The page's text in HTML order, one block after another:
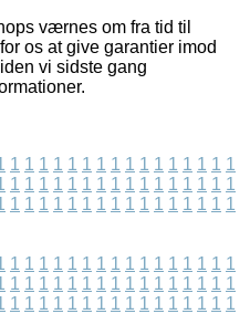
værnes om fra tid til
os at give garantier imod
vi sidste gang
1 1 1 1 1 1 1 1 1 1 1 1 1 1 1 1
1 1 1 1 1 1 1 1 1 1 1 1 1 1 1 1
1 1 1 1 1 1 1 1 1 1 1 1 1 1 1 1
1 1 1 1 1 1 1 1 1 1 1 1 1 1 1 1
1 1 1 1 1 1 1 1 1 1 1 1 1 1 1 1
1 1 1 1 1 1 1 1 1 1 1 1 1 1 1 1